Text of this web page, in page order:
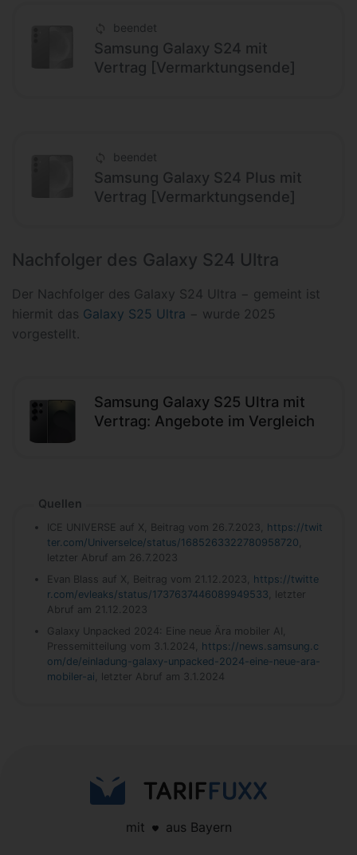
beendet
Samsung Galaxy S24 mit
Vertrag [Vermarktungsende]
beendet
Samsung Galaxy S24 Plus mit
Vertrag [Vermarktungsende]
Nachfolger des Galaxy S24 Ultra
Der Nachfolger des Galaxy S24 Ultra − gemeint ist
hiermit das Galaxy S25 Ultra − wurde 2025
vorgestellt.
Samsung Galaxy S25 Ultra mit
Vertrag: Angebote im Vergleich
Quellen
ICE UNIVERSE auf X, Beitrag vom 26.7.2023, https://twit
ter.com/UniverseIce/status/1685263322780958720
letzter Abruf am 26.7.2023
Evan Blass auf X, Beitrag vom 21.12.2023, https://twitte
r.com/evleaks/status/1737637446089949533 , letzter
Abruf am 21.12.2023
Galaxy Unpacked 2024: Eine neue Ära mobiler AI,
Pressemitteilung vom 3.1.2024, https://news.samsung.c
om/de/einladung-galaxy-unpacked-2024-eine-neue-ara-
mobiler-ai , letzter Abruf am 3.1.2024
mit aus Bayern